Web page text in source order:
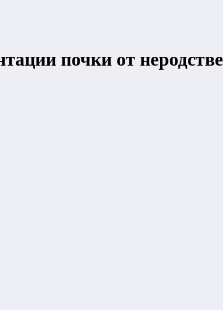
почки от